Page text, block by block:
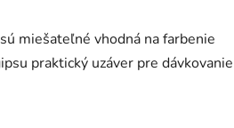
miešateľné vhodná na farbenie
praktický uzáver pre dávkovanie